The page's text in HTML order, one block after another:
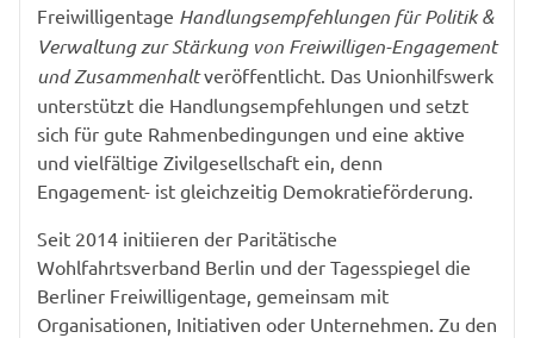
Freiwilligentage Handlungsempfehlungen für Politik &
Verwaltung zur Stärkung von Freiwilligen-Engagement
und Zusammenhaltveröffentlicht. Das Unionhilfswerk
unterstützt die Handlungsempfehlungen und setzt
sich für gute Rahmenbedingungen und eine aktive
und vielfältige Zivilgesellschaft ein, denn
Engagement- ist gleichzeitig Demokratieförderung.
Seit 2014 initiieren der Paritätische
Wohlfahrtsverband Berlin und der Tagesspiegel die
Berliner Freiwilligentage, gemeinsam mit
Organisationen, Initiativen oder Unternehmen. Zu den